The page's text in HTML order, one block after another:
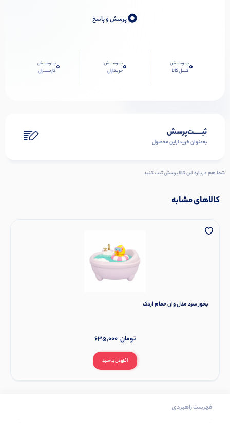
0پرسش و پاسخ
0پـــرســـش
کــــل کالا
0پـــرســـش
خریداران
0پـــرســـش
کاربـــــران
ثبـــــت‌پرسش
به‌عنوان ‌خریدار‌این‌ محصول
شما هم درباره این کالا پرسش ثبت کنید
کالاهای مشابه
بخور سرد مدل وان حمام اردک
افزودن به سبد
635,000 تومان
فهرست راهبردی